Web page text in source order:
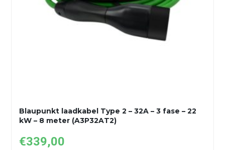
Blaupunkt laadkabel Type 2 – 32A – 3 fase – 22
kW – 8 meter (A3P32AT2)
€339,00